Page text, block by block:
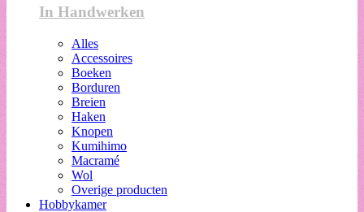
In Handwerken
Alles
Accessoires
Boeken
Borduren
Breien
Haken
Knopen
Kumihimo
Macramé
Wol
Overige producten
Hobbykamer